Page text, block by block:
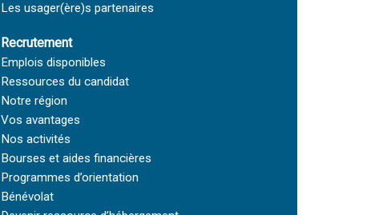
Les usager(ère)s partenaires
Recrutement
Emplois disponibles
Ressources du candidat
Notre région
Vos avantages
Nos activités
Bourses et aides financières
Programmes d’orientation
Bénévolat